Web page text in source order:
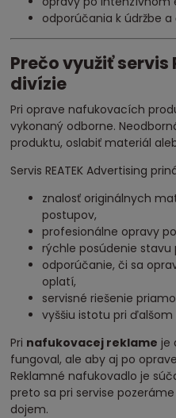
odporúčania k údržbe
Prečo využiť servis
divízie
Pri oprave nafukovacích
vykonaný odborne.
produktu, oslabiť materiál
Servis REATEK Advertising
znalosť originálnych
postupov,
profesionálne opravy
rýchle posúdenie stavu
odporúčanie, či sa
oplatí,
servisné riešenie
vyššiu istotu pri
Pri nafukovacej reklame je
fungoval, ale aby aj po
Reklamné nafukovadlo je
preto sa pri servise
dojem.